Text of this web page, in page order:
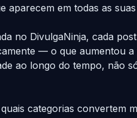
aparecem em todas as
no DivulgaNinja, cada
— o que aumentou
ao longo do tempo, não
categorias convertem